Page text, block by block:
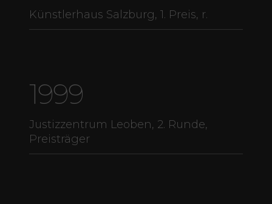
Künstlerhaus Salzburg, 1. Preis, r.
1999
Justizzentrum Leoben, 2. Runde,
Preisträger